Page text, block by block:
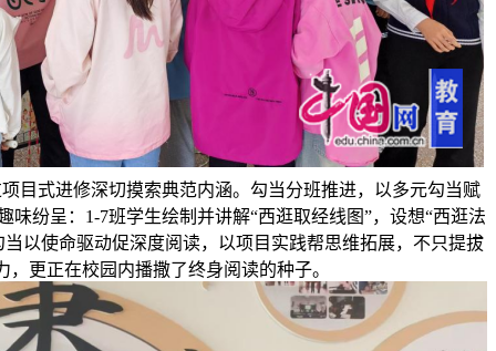
目式进修深切摸索典范内涵。勾当分班推进，以多元勾当赋
纷呈：1-7班学生绘制并讲解“西逛取经线图”，设想“西逛法
以使命驱动促深度阅读，以项目实践帮思维拓展，不只提拔
更正在校园内播撒了终身阅读的种子。